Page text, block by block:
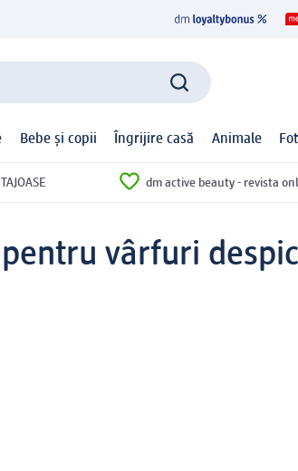
Bebe și copii Îngrijire casă Animale
dm active beauty - revista
vârfuri